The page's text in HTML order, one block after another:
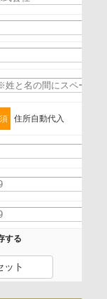
/団体
る覚書の締結
住所自動代入
する
ット